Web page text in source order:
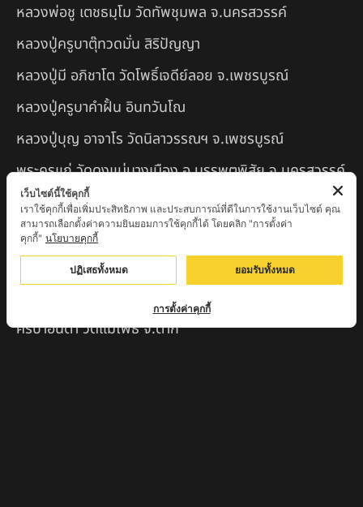
หลวงพ่อชู เตชธมฺโม วัดทัพชุมพล จ.นครสวรรค์
หลวงปู่ครูบาตุ๊ทวดมั่น สิริปัญญา
หลวงปู่มี อภิชาโต วัดโพธิ์เจดีย์ลอย จ.เพชรบูรณ์
หลวงปู่ครูบาคำฝั้น อินทวันโณ
หลวงปู่บุญ อาจาโร วัดนิลาวรรณฯ จ.เพชรบูรณ์
พระครูแก่ วัดดงแม่นางเมือง อ.บรรพตพิสัย จ.นครสวรรค์
ครูบาเมือง ฐิตสทฺโธ วัดปางมะกง จ.เชียงใหม่
ครูบาหลวงตาปราบป่า วัดนาหวาย จ.เชียงใหม่
หลวงพ่อสุพจน์ จันทูปโม วัดศรีทรงธรรม จ.นครสวรรค์
หลวงปู่เหิน วัดร่องหอย อ.ศรีเทพ จ.เพชรบูรณ์
ครูบาอินตา วัดแม่โพธิ์ จ.ตาก
เว็บไซต์นี้ใช้คุกกี้
เราใช้คุกกี้เพื่อเพิ่มประสิทธิภาพ และประสบการณ์ที่ดีในการใช้งานเว็บไซต์ คุณ
สามารถเลือกตั้งค่าความยินยอมการใช้คุกกี้ได้ โดยคลิก "การตั้งค่า
คุกกี้" นโยบายคุกกี้
ปฏิเสธทั้งหมด ยอมรับทั้งหมด
การตั้งค่าคุกกี้